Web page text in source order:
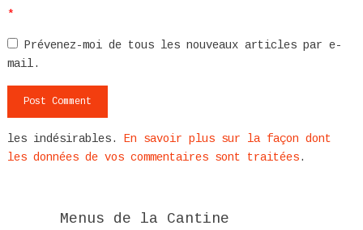
*
Prévenez-moi de tous les nouveaux articles par e-
mail.
les indésirables. En savoir plus sur la façon dont
les données de vos commentaires sont traitées.
Menus de la Cantine